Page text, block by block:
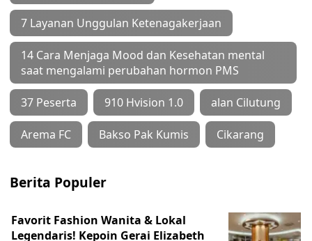
7 Layanan Unggulan Ketenagakerjaan
14 Cara Menjaga Mood dan Kesehatan mental
saat mengalami perubahan hormon PMS
37 Peserta 910 Hvision 1.0 alan Cilutung
Arema FC Bakso Pak Kumis Cikarang
Berita Populer
Favorit Fashion Wanita & Lokal
Legendaris! Kepoin Gerai Elizabeth